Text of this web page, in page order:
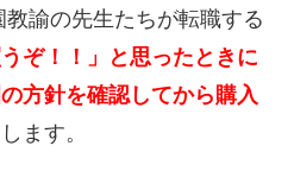
諭の先生たちが転職する
ぞ！！」と思ったときに
方針を確認してから購入
ます。